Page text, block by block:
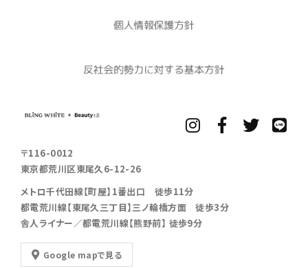
〒116-0012
東京都荒川区東尾久6-12-26
メトロ千代田線【町屋】1番出口 徒歩11分
都電荒川線【東尾久三丁目】三ノ輪橋方面 徒歩3分
舎人ライナー／都電荒川線【熊野前】 徒歩9分
Google mapで見る